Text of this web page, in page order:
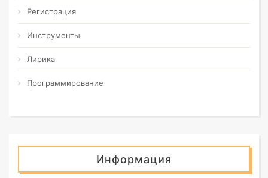
Регистрация
Инструменты
Лирика
Программирование
Информация